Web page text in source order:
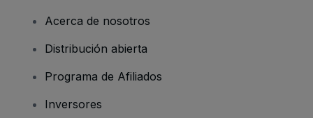
Acerca de nosotros
Distribución abierta
Programa de Afiliados
Inversores